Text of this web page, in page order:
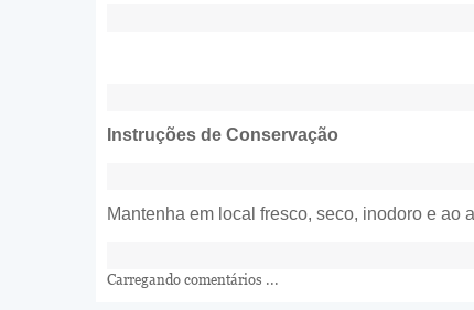
Instruções de Conservação
Mantenha em local fresco, seco, inodoro e
Carregando comentários ...